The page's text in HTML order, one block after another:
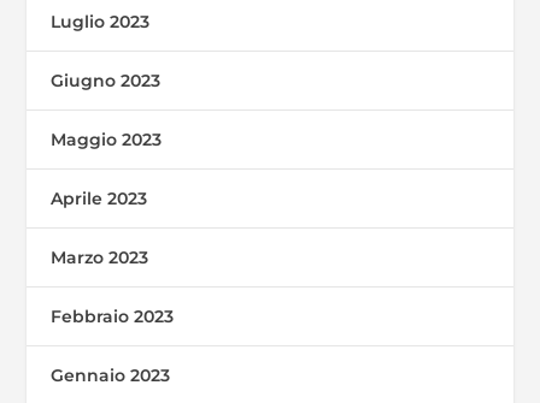
Luglio 2023
Giugno 2023
Maggio 2023
Aprile 2023
Marzo 2023
Febbraio 2023
Gennaio 2023